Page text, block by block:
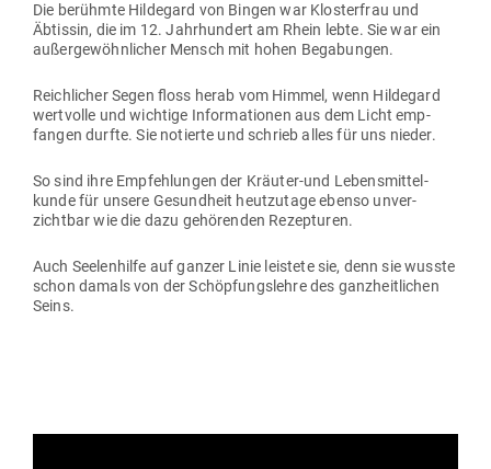
Die berühmte Hil­degard von Bingen war Klos­terfrau und
Äbtissin, die im 12. Jahr­hundert am Rhein lebte. Sie war ein
außer­ge­wöhn­licher Mensch mit hohen Begabungen.
Reich­licher Segen floss herab vom Himmel, wenn Hil­degard
wert­volle und wichtige Infor­ma­tionen aus dem Licht emp­
fangen durfte. Sie notierte und schrieb alles für uns nieder.
So sind ihre Emp­feh­lungen der Kräuter-und Lebens­mit­tel­
kunde für unsere Gesundheit heut­zutage ebenso unver­
zichtbar wie die dazu gehö­renden Rezepturen.
Auch See­len­hilfe auf ganzer Linie leistete sie, denn sie wusste
schon damals von der Schöp­fungs­lehre des ganz­heit­lichen
Seins.